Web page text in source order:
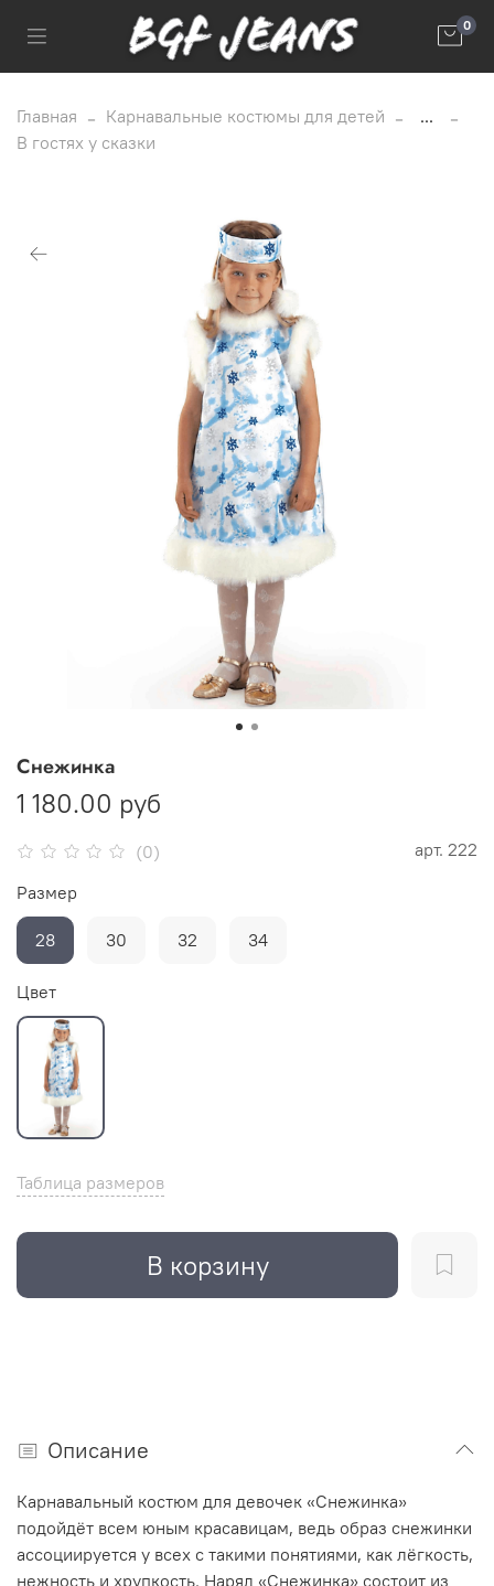
0
Главная Карнавальные костюмы для детей
...
В гостях у сказки
(0) арт. 222
Снежинка
1 180.00 руб
Таблица размеров
В корзину
Размер
28 30 32 34
Цвет
Описание
Карнавальный костюм для девочек «Снежинка»
подойдёт всем юным красавицам, ведь образ снежинки
ассоциируется у всех с такими понятиями, как лёгкость,
нежность и хрупкость. Наряд «Снежинка» состоит из